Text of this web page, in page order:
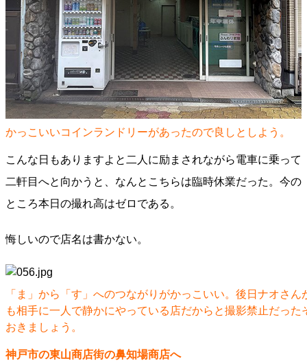
かっこいいコインランドリーがあったので良しとしよう。
こんな日もありますよと二人に励まされながら電車に乗って
二軒目へと向かうと、なんとこちらは臨時休業だった。今の
ところ本日の撮れ高はゼロである。
悔しいので店名は書かない。
「ま」から「す」へのつながりがかっこいい。後日ナオさ
も相手に一人で静かにやっている店だからと撮影禁止だっ
おきましょう。
神戸市の東山商店街の鼻知場商店へ